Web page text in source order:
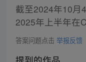
截至2024年10月
2025年上半年在
答案问题点击 举报反馈